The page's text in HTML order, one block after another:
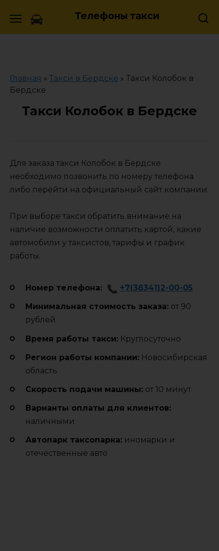
Телефоны такси
Главная » Такси в Бердске » Такси Колобок в
Бердске
Такси Колобок в Бердске
Для заказа такси Колобок в Бердске
необходимо позвонить по номеру телефона
либо перейти на официальный сайт компании.
При выборе такси обратить внимание на
наличие возможности оплатить картой, какие
автомобили у таксистов, тарифы и график
работы.
Номер телефона: +7(38341)2-00-05
Минимальная стоимость заказа: от 90
рублей
Время работы такси: Круглосуточно
Регион работы компании: Новосибирская
область
Cкорость подачи машины: от 10 минут
Варианты оплаты для клиентов:
наличными
Автопарк таксопарка: иномарки и
отечественные авто